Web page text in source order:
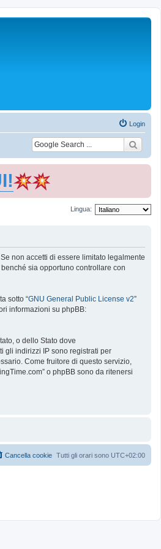
Login
Lingua:
non accetti di essere limitato legalmente
sia opportuno controllare con
sotto “GNU General Public License v2”
informazioni su phpBB:
o dello Stato dove
gli indirizzi IP sono registrati per
Come fruitore di questo servizio,
o phpBB sono da ritenersi
Tutti gli orari sono UTC+02:00
Cancella cookie